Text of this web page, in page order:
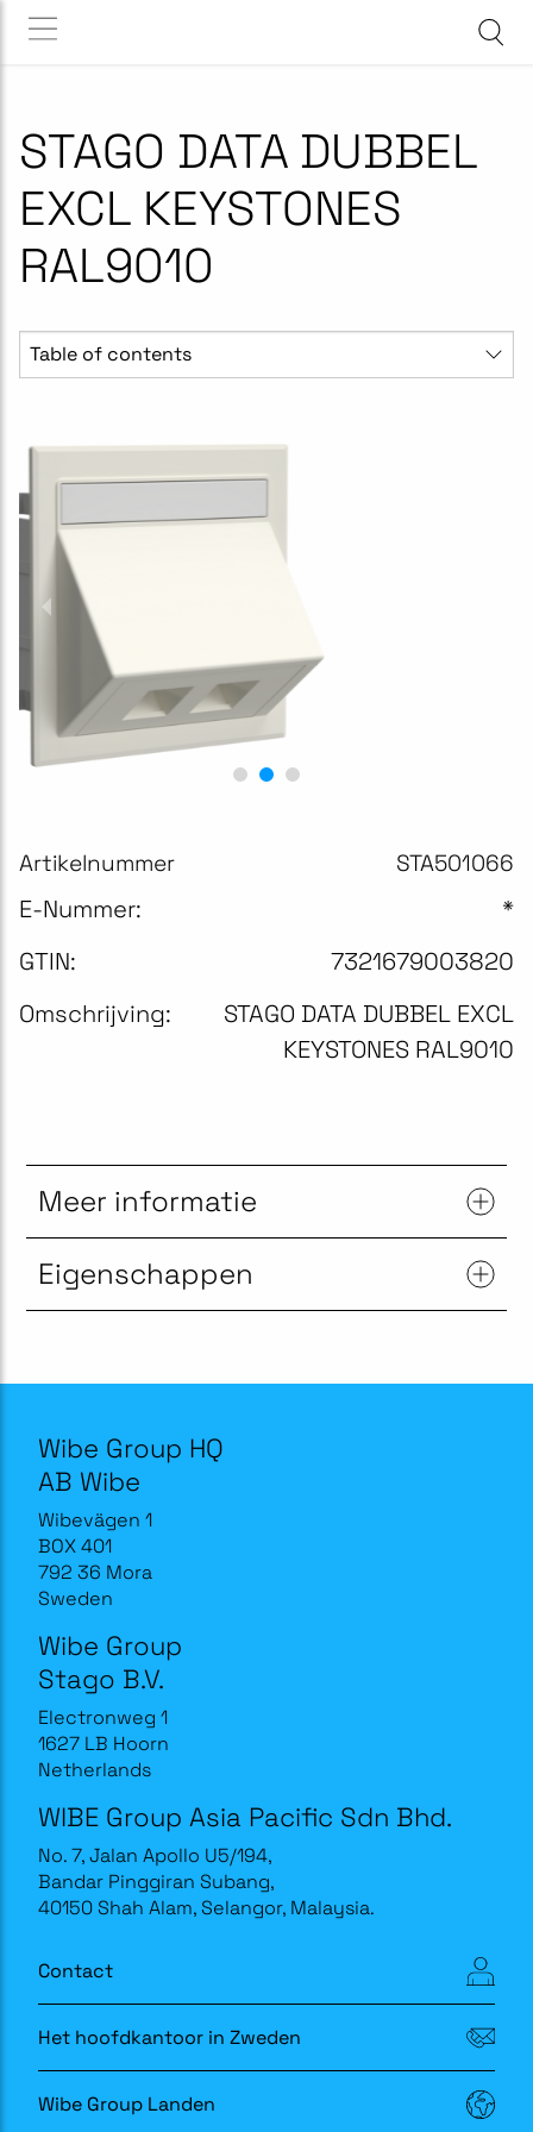
STAGO DATA DUBBEL
EXCL KEYSTONES
RAL9010
Table of contents
Artikelnummer STA501066
E-Nummer:
*
GTIN:
7321679003820
Omschrijving:
STAGO DATA DUBBEL EXCL
KEYSTONES RAL9010
Meer informatie
Eigenschappen
Wibe Group HQ
AB Wibe
Wibevägen 1
BOX 401
792 36 Mora
Sweden
Wibe Group
Stago B.V.
Electronweg 1
1627 LB Hoorn
Netherlands
WIBE Group Asia Pacific Sdn Bhd.
No. 7, Jalan Apollo U5/194,
Bandar Pinggiran Subang,
40150 Shah Alam, Selangor, Malaysia.
Contact
Het hoofdkantoor in Zweden
Wibe Group Landen